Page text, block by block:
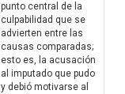
punto central de la
culpabilidad que se
advierten entre las
causas comparadas;
esto es, la acusación
al imputado que pudo
y debió motivarse al